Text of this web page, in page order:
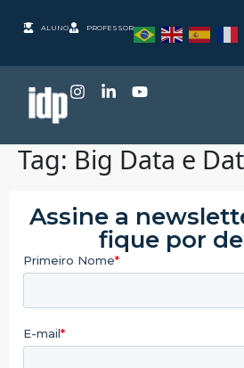
ALUNO PROFESSOR
Tag: Big Data e
Assine a
fique por